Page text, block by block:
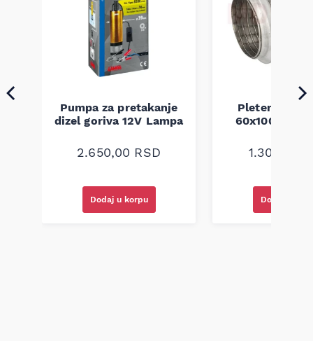
Pumpa za pretakanje
dizel goriva 12V Lampa
2.650,00 RSD
Dodaj u korpu
Pletenica
60x100
1.300,00
Dodaj u